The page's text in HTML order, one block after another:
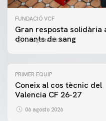
FUNDACIÓ VCF
Gran resposta solidària
donants de sang
06 agosto 2026
PRIMER EQUIP
Coneix al cos tècnic del
Valencia CF 26-27
06 agosto 2026